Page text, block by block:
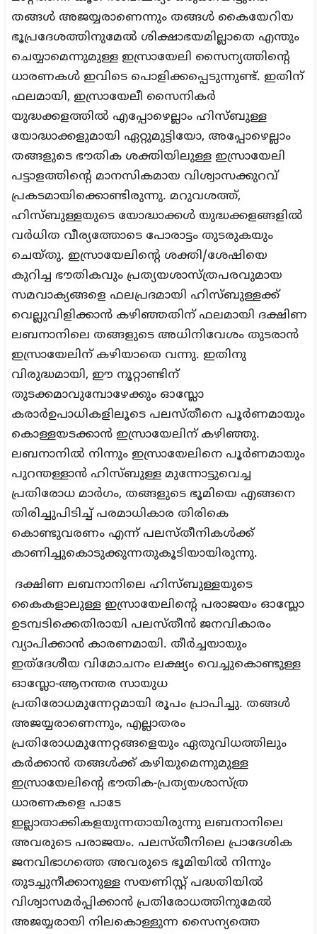
തങ്ങള്‍ അജയ്യരാണെന്നും തങ്ങള്‍ കൈയേറിയ
ഭൂപ്രദേശത്തിനുമേല്‍ ശിക്ഷാഭയമില്ലാതെ എന്തും
ചെയ്യാമെന്നുമുള്ള ഇസ്രായേലി സൈന്യത്തിന്റെ
ധാരണകൾ ഇവിടെ പൊളിക്കപ്പെടുന്നുണ്ട്. ഇതിന്
ഫലമായി, ഇസ്രായേലീ സൈനികര്‍
യുദ്ധക്കളത്തില്‍ എപ്പോഴെല്ലാം ഹിസ്ബുള്ള
യോദ്ധാക്കളുമായി ഏറ്റുമുട്ടിയോ, അപ്പോഴെല്ലാം
തങ്ങളുടെ ഭൗതിക ശക്തിയിലുള്ള ഇസ്രായേലി
പട്ടാളത്തിന്റെ മാനസികമായ വിശ്വാസക്കുറവ്
പ്രകടമായിക്കൊണ്ടിരുന്നു. മറുവശത്ത്,
ഹിസ്ബുള്ളയുടെ യോദ്ധാക്കള്‍ യുദ്ധക്കളങ്ങളില്‍
വര്‍ധിത വീര്യത്തോടെ പോരാട്ടം തുടരുകയും
ചെയ്തു. ഇസ്രായേലിന്റെ ശക്തി/ശേഷിയെ
കുറിച്ച ഭൗതികവും പ്രത്യയശാസ്ത്രപരവുമായ
സമവാക്യങ്ങളെ ഫലപ്രദമായി ഹിസ്ബുള്ളക്ക്
വെല്ലുവിളിക്കാന്‍ കഴിഞ്ഞതിന് ഫലമായി ദക്ഷിണ
ലബനാനിലെ തങ്ങളുടെ അധിനിവേശം തുടരാന്‍
ഇസ്രായേലിന് കഴിയാതെ വന്നു. ഇതിനു
വിരുദ്ധമായി, ഈ നൂറ്റാണ്ടിന്
തുടക്കമാവുമ്പോഴേക്കും ഓസ്ലോ
കരാര്‍ഉപാധികളിലൂടെ പലസ്തീനെ പൂര്‍ണമായും
കൊള്ളയടക്കാന്‍ ഇസ്രായേലിന് കഴിഞ്ഞു.
ലബനാനില്‍ നിന്നും ഇസ്രായേലിനെ പൂര്‍ണമായും
പുറന്തള്ളാന്‍ ഹിസ്ബുള്ള മുന്നോട്ടുവെച്ച
പ്രതിരോധ മാര്‍ഗം, തങ്ങളുടെ ഭൂമിയെ എങ്ങനെ
തിരിച്ചുപിടിച്ച് പരമാധികാര തിരികെ
കൊണ്ടുവരണം എന്ന് പലസ്തീനികൾക്ക്
കാണിച്ചുകൊടുക്കുന്നതുകൂടിയായിരുന്നു.
ദക്ഷിണ ലബനാനിലെ ഹിസ്ബുള്ളയുടെ
കൈകളാലുള്ള ഇസ്രായേലിന്റെ പരാജയം ഓസ്ലോ
ഉടമ്പടിക്കെതിരായി പലസ്തീന്‍ ജനവികാരം
വ്യാപിക്കാന്‍ കാരണമായി. തീര്‍ച്ചയായും
ഇത്ദേശീയ വിമോചനം ലക്ഷ്യം വെച്ചുകൊണ്ടുള്ള
ഓസ്ലോ-ആനന്തര സായുധ
പ്രതിരോധമുന്നേറ്റമായി രൂപം പ്രാപിച്ചു. തങ്ങള്‍
അജയ്യരാണെന്നും, എല്ലാതരം
പ്രതിരോധമുന്നേറ്റങ്ങളെയും ഏതുവിധത്തിലും
കര്‍ക്കാന്‍ തങ്ങള്‍ക്ക് കഴിയുമെന്നുമുള്ള
ഇസ്രായേലിന്റെ ഭൗതിക-പ്രത്യയശാസ്ത്ര
ധാരണകളെ പാടേ
ഇല്ലാതാക്കികളയുന്നതായിരുന്നു ലബനാനിലെ
അവരുടെ പരാജയം. പലസ്തീനിലെ പ്രാദേശിക
ജനവിഭാഗത്തെ അവരുടെ ഭൂമിയില്‍ നിന്നും
തുടച്ചുനീക്കാനുള്ള സയണിസ്റ്റ് പദ്ധതിയില്‍
വിശ്വാസമര്‍പ്പിക്കാന്‍ പ്രതിരോധത്തിനുമേല്‍
അജയ്യരായി നിലകൊള്ളുന്ന സൈന്യത്തെ